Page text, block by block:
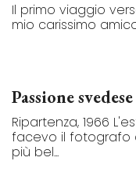
Il primo viaggio
mio carissimo
Passione svedese
Ripartenza, 1966
facevo il fotografo
più bel...